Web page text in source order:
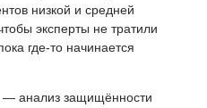
низкой и средней
эксперты не тратили
где-то начинается
— анализ защищённости